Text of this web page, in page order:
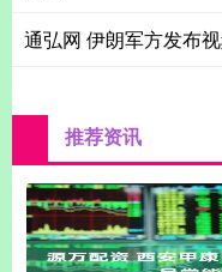
通弘网 伊朗军方发布
推荐资讯